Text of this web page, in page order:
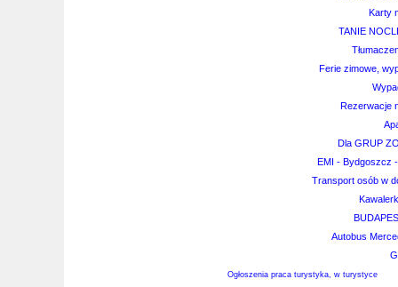
Karty
TANIE
Ferie zimowe,
Rezerwacje
Dla GRUP
EMI - Bydgoszcz
Transport osób w
Autobus
Ogłoszenia praca turystyka, w turystyce